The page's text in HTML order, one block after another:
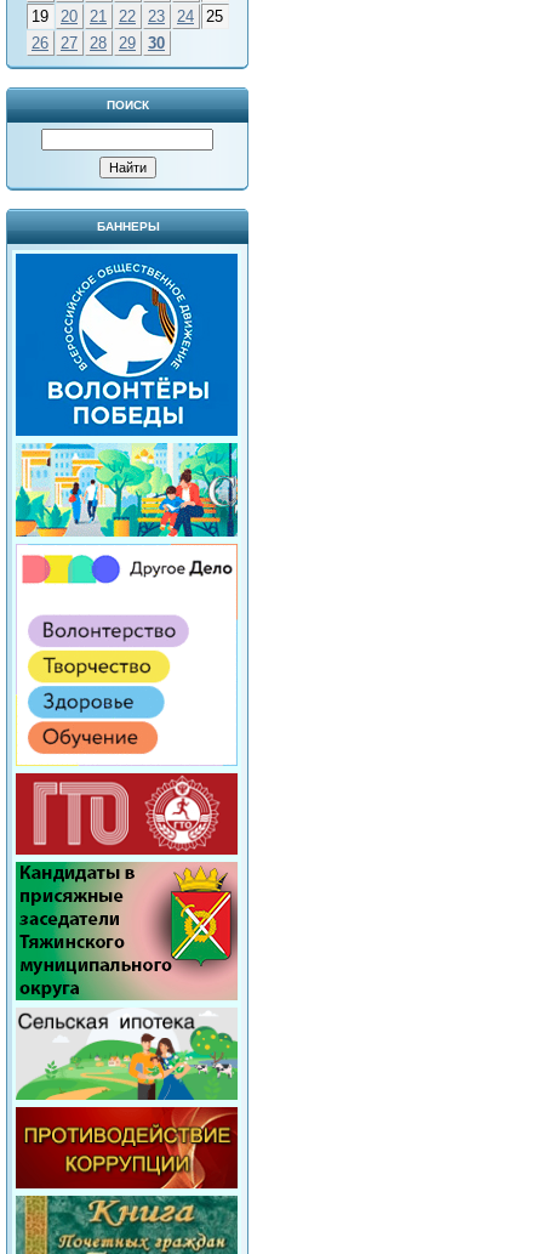
19
20 21 22 23 24
25
26
27 28 29 30
ПОИСК
БАННЕРЫ